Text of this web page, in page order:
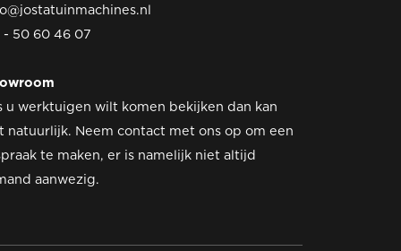
- 50 60 46 07
u werktuigen wilt komen bekijken dan kan
natuurlijk. Neem contact met ons op om een
te maken, er is namelijk niet altijd
aanwezig.